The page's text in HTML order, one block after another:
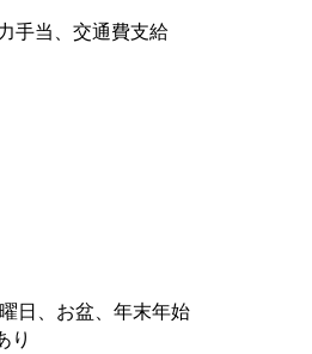
手当、交通費支給
日、お盆、年末年始
り